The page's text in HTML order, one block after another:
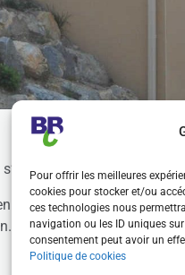
Pour offrir les meilleures
cookies pour stocker et/ou
ces technologies nous
navigation ou les ID uniques
consentement peut avoir un
Politique de cookies
au terrain en pente.
fonction des envies de
Offrant ainsi la possibilité